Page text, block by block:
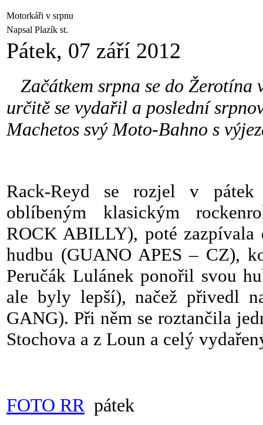
Motorkáři v srpnu
Napsal Plazík st.
Pátek, 07 září 2012
Začátkem srpna se do Žerotína
určitě se vydařil a poslední
Machetos svý Moto-Bahno s
Rack-Reyd se rozjel v
oblíbeným klasickým
ROCK ABILLY), poté zazpívala
hudbu (GUANO APES – CZ),
Peručák Lulánek ponořil svou
ale byly lepší), načež přivedl
GANG). Při něm se roztančila
Stochova a z Loun a celý
FOTO RR pátek